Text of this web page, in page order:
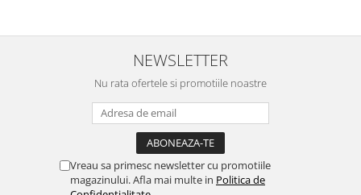
NEWSLETTER
Nu rata ofertele si promotiile noastre
Vreau sa primesc newsletter cu promotiile
magazinului. Afla mai multe in Politica de